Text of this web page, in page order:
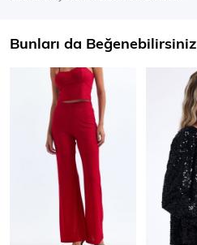
Bunları da Beğenebilirsiniz